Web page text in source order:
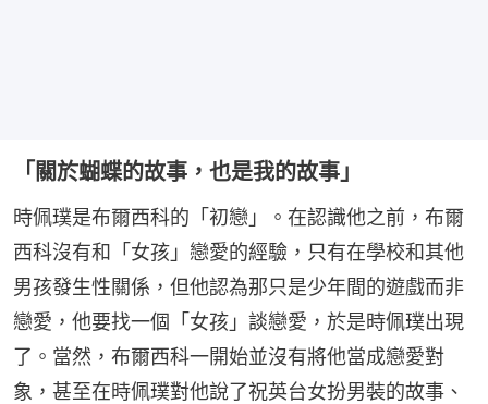
「關於蝴蝶的故事，也是我的故事」
時佩璞是布爾西科的「初戀」。在認識他之前，布爾
西科沒有和「女孩」戀愛的經驗，只有在學校和其他
男孩發生性關係，但他認為那只是少年間的遊戲而非
戀愛，他要找一個「女孩」談戀愛，於是時佩璞出現
了。當然，布爾西科一開始並沒有將他當成戀愛對
象，甚至在時佩璞對他說了祝英台女扮男裝的故事、